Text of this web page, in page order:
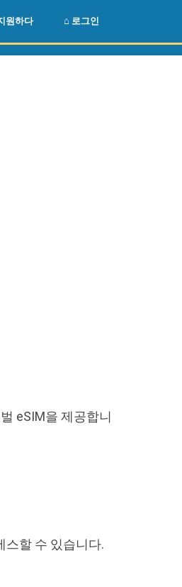
원하다 ⌂ 로그인
eSIM을 제공합니
스할 수 있습니다.